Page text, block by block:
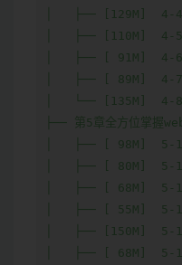
│   ├── [129M]  4-
│   ├── [110M]  4-
│   ├── [ 91M]  4-6
│   ├── [ 89M]  4-
│   └── [135M]  4-8
├── 第5章全方位掌握
│   ├── [ 98M]  5-10
│   ├── [ 80M]  5-11
│   ├── [ 68M]  5-
│   ├── [ 55M]  5-
│   ├── [150M]  5-
│   ├── [ 68M]  5-1